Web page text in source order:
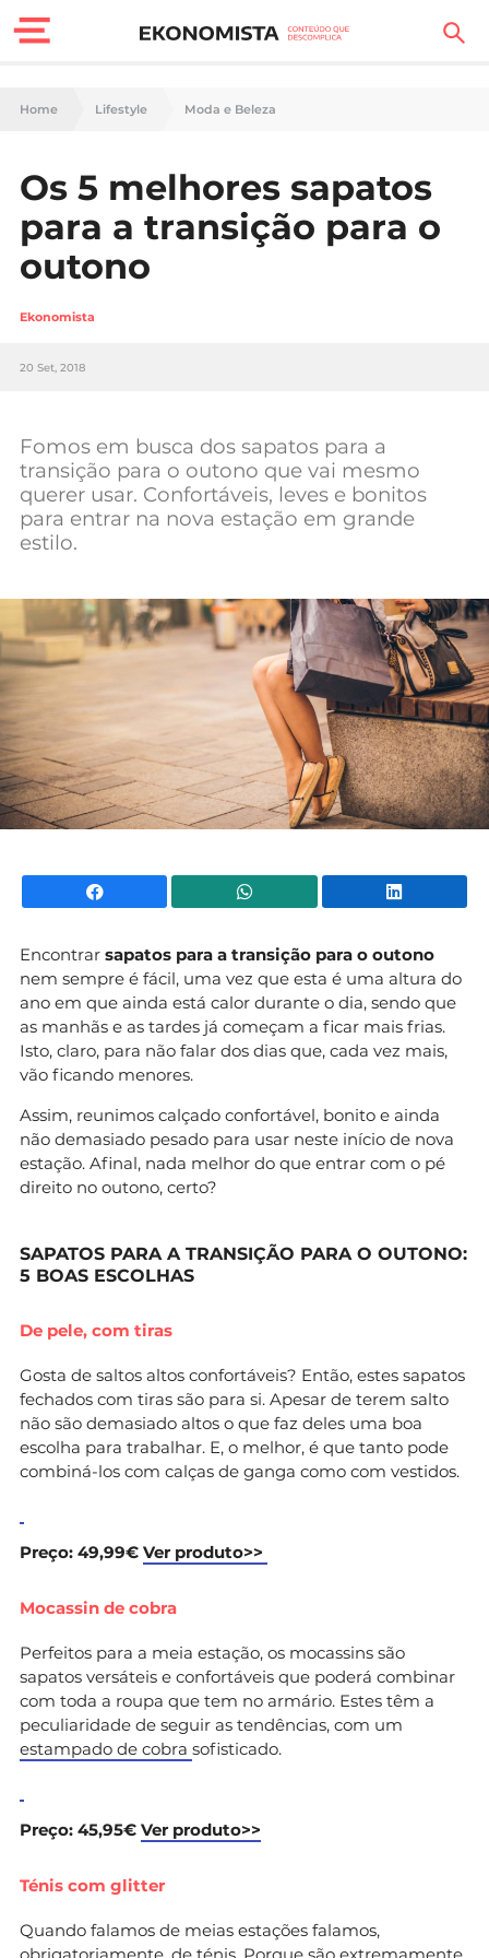
Finanças Pessoais
Carreira
Casa
Lifestyle
Sociedade
Negócios
Mundial 2026
Home Lifestyle Moda e Beleza
Os 5 melhores sapatos
para a transição para o
outono
Ekonomista
20 Set, 2018
Fomos em busca dos sapatos para a
transição para o outono que vai mesmo
querer usar. Confortáveis, leves e bonitos
para entrar na nova estação em grande
estilo.
Facebook WhatsApp
Encontrar sapatos para a transição para o outono
nem sempre é fácil, uma vez que esta é uma altura do
ano em que ainda está calor durante o dia, sendo que
as manhãs e as tardes já começam a ficar mais frias.
Isto, claro, para não falar dos dias que, cada vez mais,
vão ficando menores.
Assim, reunimos calçado confortável, bonito e ainda
não demasiado pesado para usar neste início de nova
estação. Afinal, nada melhor do que entrar com o pé
direito no outono, certo?
SAPATOS PARA A TRANSIÇÃO PARA O OUTONO:
5 BOAS ESCOLHAS
De pele, com tiras
Gosta de saltos altos confortáveis? Então, estes sapatos
fechados com tiras são para si. Apesar de terem salto
não são demasiado altos o que faz deles uma boa
escolha para trabalhar. E, o melhor, é que tanto pode
combiná-los com calças de ganga como com vestidos.
Preço: 49,99€ Ver produto>>
Mocassin de cobra
Perfeitos para a meia estação, os mocassins são
sapatos versáteis e confortáveis que poderá combinar
com toda a roupa que tem no armário. Estes têm a
peculiaridade de seguir as tendências, com um
estampado de cobra sofisticado.
Preço: 45,95€ Ver produto>>
Ténis com glitter
Quando falamos de meias estações falamos,